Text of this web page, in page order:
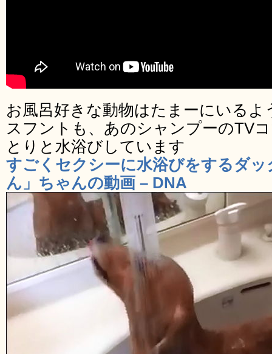
お風呂好きな動物はたまーにいる
スフントも、あのシャンプーのTV
とりと水浴びしています
すごくセクシーに水浴びをするダ
ん」ちゃんの動画 – DNA